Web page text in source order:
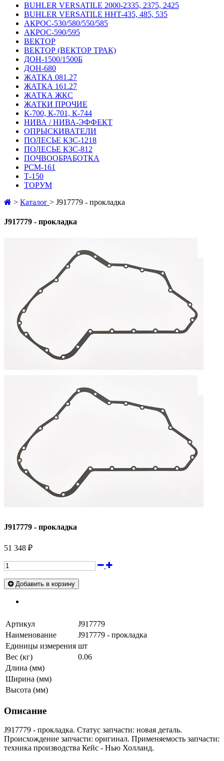
BUHLER VERSATILE 2000-2335, 2375, 2425
BUHLER VERSATILE HHT-435, 485, 535
АКРОС-530/580/550/585
АКРОС-590/595
ВЕКТОР
ВЕКТОР (ВЕКТОР ТРАК)
ДОН-1500/1500Б
ДОН-680
ЖАТКА 081.27
ЖАТКА 161.27
ЖАТКА ЖКС
ЖАТКИ ПРОЧИЕ
К-700, К-701, К-744
НИВА / НИВА-ЭФФЕКТ
ОПРЫСКИВАТЕЛИ
ПОЛЕСЬЕ КЗС-1218
ПОЛЕСЬЕ КЗС-812
ПОЧВООБРАБОТКА
РСМ-161
Т-150
ТОРУМ
> Каталог > J917779 - прокладка
J917779 - прокладка
J917779 - прокладка
51 348 ₽
Добавить в корзину
Артикул
J917779
Наименование
J917779 - прокладка
Единицы измерения шт
Вес (кг)
0.06
Длина (мм)
Ширина (мм)
Высота (мм)
Описание
J917779 - прокладка. Статус запчасти: новая деталь.
Происхождение запчасти: оригинал. Применяемость запчасти:
техника производства Кейс - Нью Холланд.